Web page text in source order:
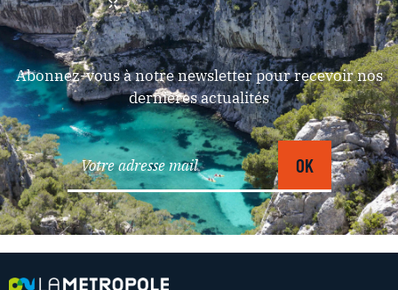
Abonnez-vous à notre newsletter pour recevoir nos
dernières actualités